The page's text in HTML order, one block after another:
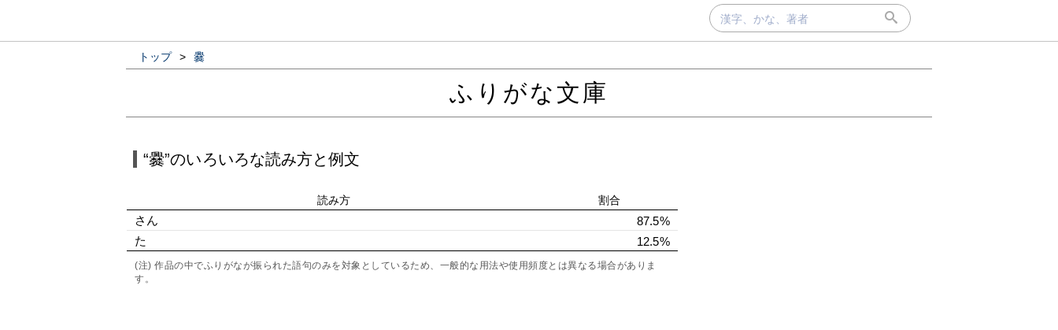
トップ > 爨
ふりがな文庫
“爨”のいろいろな読み方と例文
読み方 割合
さん
87.5%
た
12.5%
(注) 作品の中でふりがなが振られた語句のみを対象としているため、一般的な用法や使用頻度とは異なる場合がありま
す。